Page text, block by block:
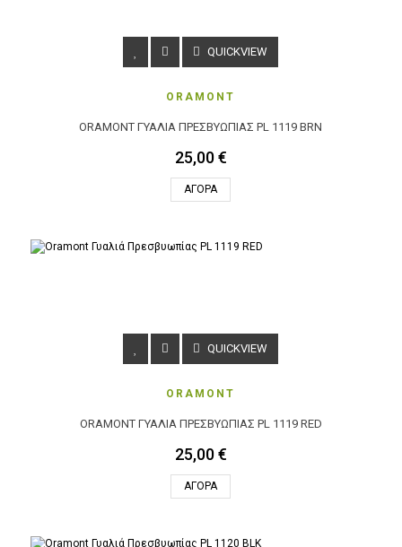
QUICKVIEW
ORAMONT
ORAMONT ΓΥΑΛΙΆ ΠΡΕΣΒΥΩΠΊΑΣ PL 1119 BRN
25,00 €
ΑΓΟΡΆ
QUICKVIEW
ORAMONT
ORAMONT ΓΥΑΛΙΆ ΠΡΕΣΒΥΩΠΊΑΣ PL 1119 RED
25,00 €
ΑΓΟΡΆ